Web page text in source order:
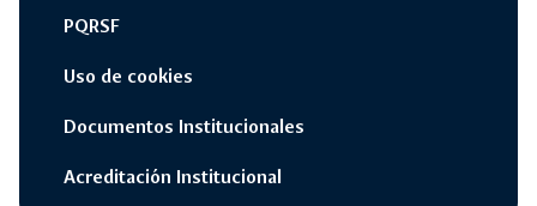
navigate_next
PQRSF
Uso de cookies
Documentos Institucionales
Acreditación Institucional